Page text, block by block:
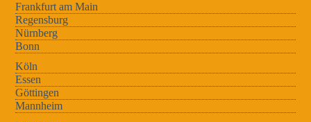
Frankfurt am Main
Regensburg
Nürnberg
Bonn
Köln
Essen
Göttingen
Mannheim